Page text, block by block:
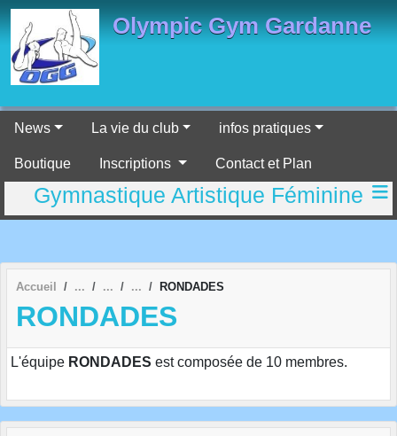
Olympic Gym Gardanne
News La vie du club infos pratiques
Boutique Inscriptions Contact et Plan
Gymnastique Artistique Féminine
Accueil RONDADES
RONDADES
L'équipe RONDADES est composée de 10 membres.
Panneau de gestion des cookies